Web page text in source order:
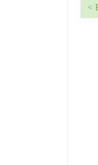
<